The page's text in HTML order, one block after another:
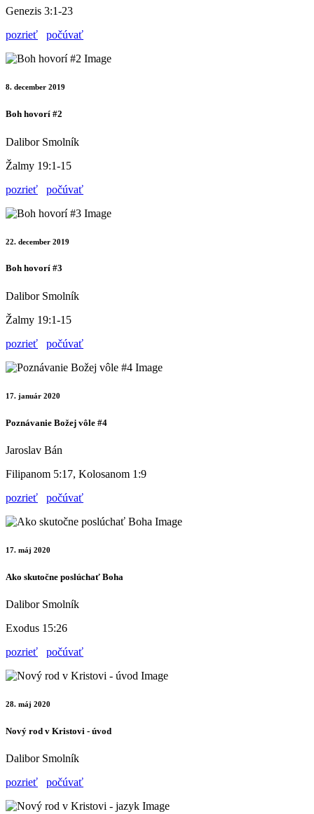
Genezis 3:1-23
pozrieť
počúvať
8. december 2019
Boh hovorí #2
Dalibor Smolník
Žalmy 19:1-15
pozrieť
počúvať
22. december 2019
Boh hovorí #3
Dalibor Smolník
Žalmy 19:1-15
pozrieť
počúvať
17. január 2020
Poznávanie Božej vôle #4
Jaroslav Bán
Filipanom 5:17, Kolosanom 1:9
pozrieť
počúvať
17. máj 2020
Ako skutočne poslúchať Boha
Dalibor Smolník
Exodus 15:26
pozrieť
počúvať
28. máj 2020
Nový rod v Kristovi - úvod
Dalibor Smolník
pozrieť
počúvať